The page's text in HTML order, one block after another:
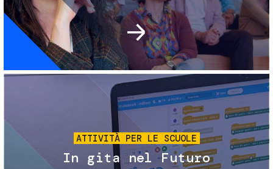
Immagine
ATTIVITÀ PER LE SCUOLE
In gita nel Futuro